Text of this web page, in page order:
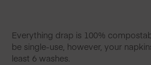
Everything drap is 100%
be single-use, however, your
least 6 washes.